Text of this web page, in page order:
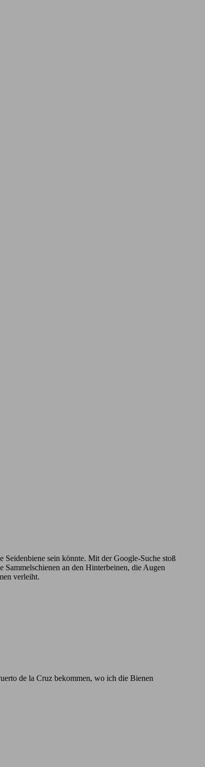
Seidenbiene sein könnte. Mit der Google-Suche stoß
an den Hinterbeinen, die Augen
verleiht.
de la Cruz bekommen, wo ich die Bienen